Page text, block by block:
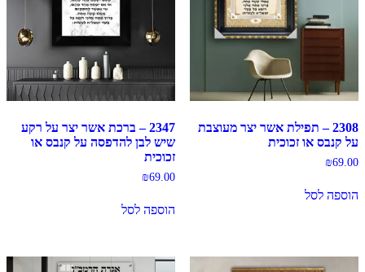
2308 – תפילת אשר יצר מעוצבת
על קנבס או זכוכית
₪69.00
הוספה לסל
2347 – ברכת אשר יצר על רקע
שיש לבן להדפסה על קנבס או
זכוכית
₪69.00
הוספה לסל